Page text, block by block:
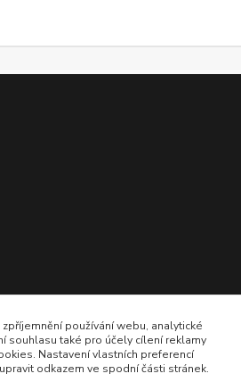
používání webu, analytické
souhlasu také pro účely cílení reklamy
Nastavení vlastních preferencí
odkazem ve spodní části stránek.